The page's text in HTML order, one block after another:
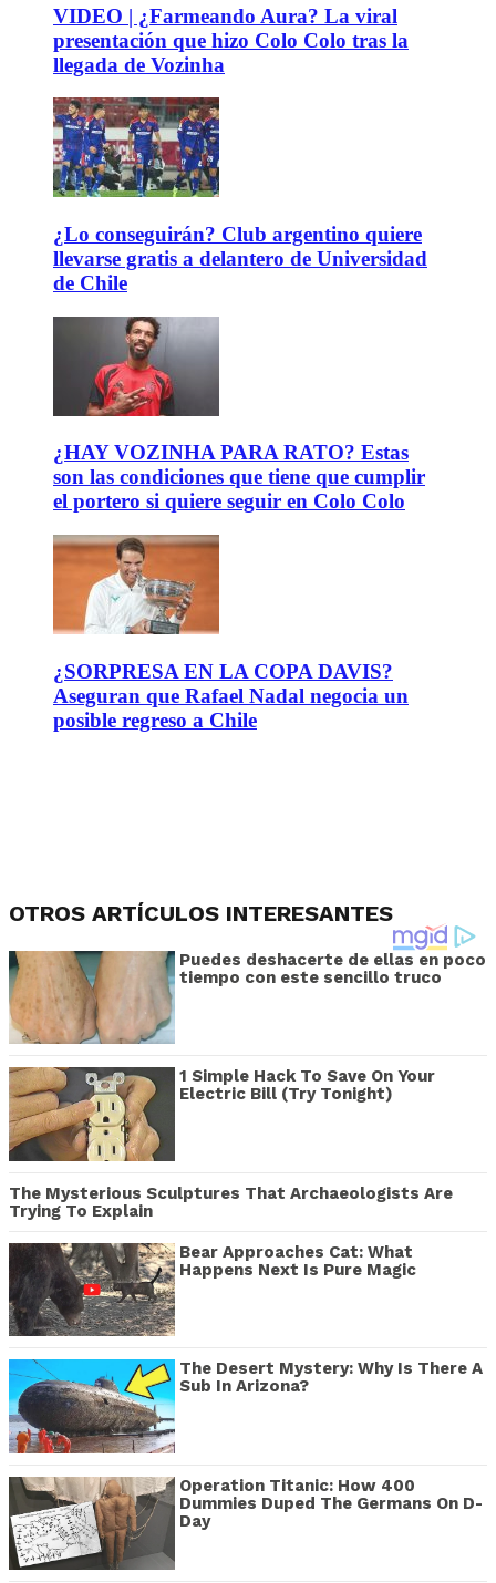
VIDEO | ¿Farmeando Aura? La viral
presentación que hizo Colo Colo tras la
llegada de Vozinha
¿Lo conseguirán? Club argentino quiere
llevarse gratis a delantero de Universidad
de Chile
¿HAY VOZINHA PARA RATO? Estas
son las condiciones que tiene que cumplir
el portero si quiere seguir en Colo Colo
¿SORPRESA EN LA COPA DAVIS?
Aseguran que Rafael Nadal negocia un
posible regreso a Chile
OTROS ARTÍCULOS INTERESANTES
Puedes deshacerte de ellas en poco
tiempo con este sencillo truco
1 Simple Hack To Save On Your
Electric Bill (Try Tonight)
The Mysterious Sculptures That Archaeologists Are
Trying To Explain
Bear Approaches Cat: What
Happens Next Is Pure Magic
The Desert Mystery: Why Is There A
Sub In Arizona?
Operation Titanic: How 400
Dummies Duped The Germans On D-
Day